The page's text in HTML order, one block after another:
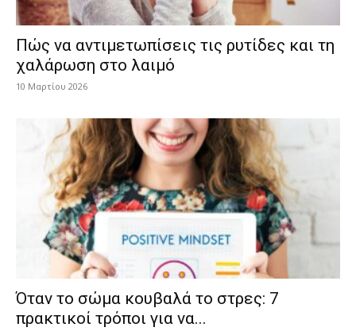
Πώς να αντιμετωπίσεις τις ρυτίδες και τη
χαλάρωση στο λαιμό
10 Μαρτίου 2026
Όταν το σώμα κουβαλά το στρες: 7
πρακτικοί τρόποι για να...